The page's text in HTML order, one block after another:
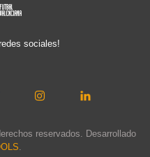
sociales!
reservados. Desarrollado
.